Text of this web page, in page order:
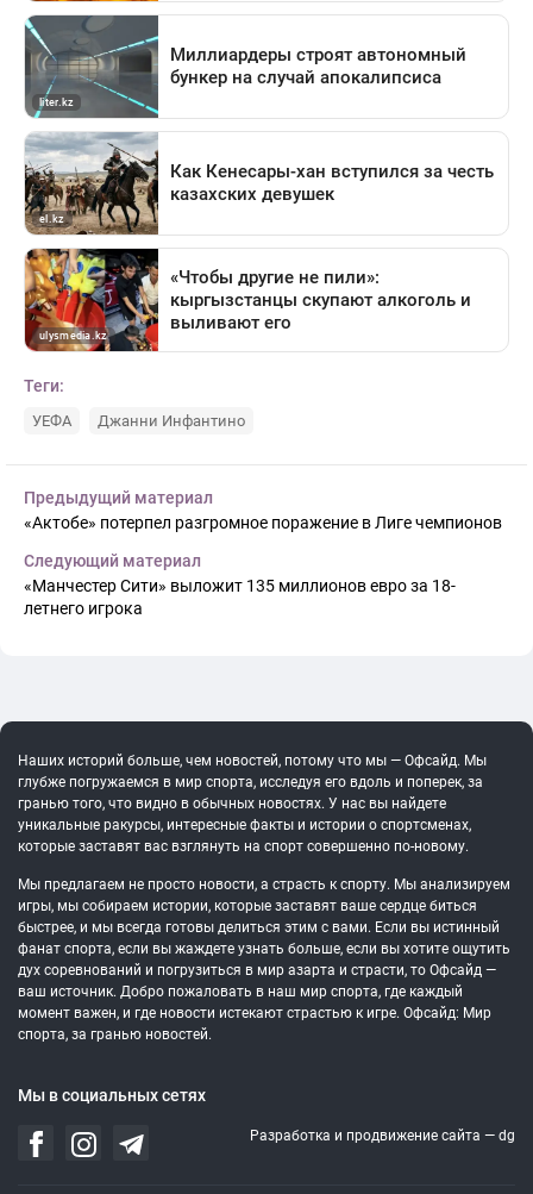
Теги:
УЕФА Джанни Инфантино
Предыдущий материал
«Актобе» потерпел разгромное поражение в Лиге чемпионов
Следующий материал
«Манчестер Сити» выложит 135 миллионов евро за 18-
летнего игрока
Наших историй больше, чем новостей, потому что мы — Офсайд. Мы
глубже погружаемся в мир спорта, исследуя его вдоль и поперек, за
гранью того, что видно в обычных новостях. У нас вы найдете
уникальные ракурсы, интересные факты и истории о спортсменах,
которые заставят вас взглянуть на спорт совершенно по-новому.
Мы предлагаем не просто новости, а страсть к спорту. Мы анализируем
игры, мы собираем истории, которые заставят ваше сердце биться
быстрее, и мы всегда готовы делиться этим с вами. Если вы истинный
фанат спорта, если вы жаждете узнать больше, если вы хотите ощутить
дух соревнований и погрузиться в мир азарта и страсти, то Офсайд —
ваш источник. Добро пожаловать в наш мир спорта, где каждый
момент важен, и где новости истекают страстью к игре. Офсайд: Мир
спорта, за гранью новостей.
Мы в социальных сетях
Разработка и продвижение сайта — dg